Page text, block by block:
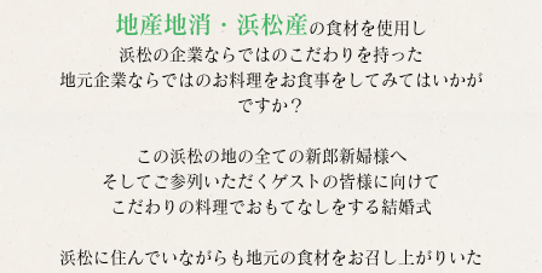
地産地消・浜松産の食材を使用し
浜松の企業ならではのこだわりを持った
地元企業ならではのお料理をお食事をしてみてはいかが
ですか？
この浜松の地の全ての新郎新婦様へ
そしてご参列いただくゲストの皆様に向けて
こだわりの料理でおもてなしをする結婚式
浜松に住んでいながらも地元の食材をお召し上がりいた